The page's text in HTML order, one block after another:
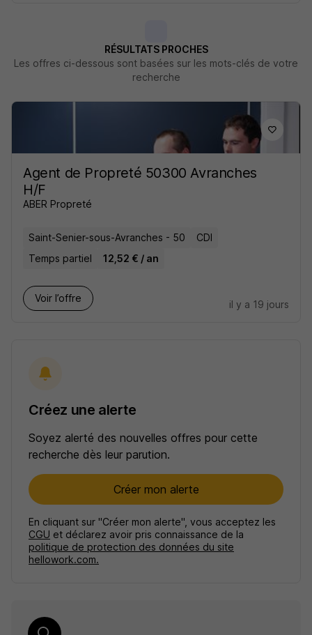
RÉSULTATS PROCHES
Les offres ci-dessous sont basées sur les mots-clés de votre
recherche
Agent de Propreté 50300 Avranches
H/F
ABER Propreté
Saint-Senier-sous-Avranches - 50
CDI
Temps partiel
12,52 € / an
Voir l’offre
il y a 19 jours
Créez une alerte
Soyez alerté des nouvelles offres pour cette
recherche dès leur parution.
Créer mon alerte
En cliquant sur "Créer mon alerte", vous acceptez les
CGU et déclarez avoir pris connaissance de la
politique de protection des données du site
hellowork.com.